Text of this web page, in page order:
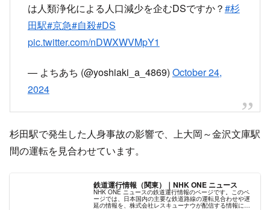
は人類浄化による人口減少を企むDSですか？#杉
田駅#京急#自殺#DS
pic.twitter.com/nDWXWVMpY1
— よちあち (@yoshiaki_a_4869) October 24,
2024
杉田駅で発生した人身事故の影響で、上大岡～金沢文庫駅
間の運転を見合わせています。
鉄道運行情報（関東）｜NHK ONE ニュース
NHK ONE ニュースの鉄道運行情報のページです。このペ
ージでは、日本国内の主要な鉄道路線の運転見合わせや遅
延の情報を、株式会社レスキューナウが配信する情報に基